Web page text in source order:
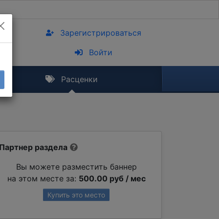
Зарегистрироваться
Войти
Расценки
Партнер раздела
Вы можете разместить баннер
на этом месте за: 500.00 руб / мес
Купить это место